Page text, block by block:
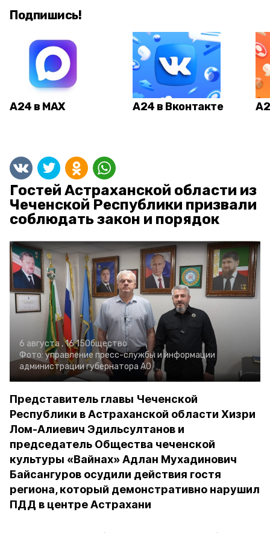
Подпишись!
А24 в MAX А24 в Вконтакте
Гостей Астраханской области из
Чеченской Республики призвали
соблюдать закон и порядок
6 августа , 16:15Общество
Фото: управление пресс-службы и информации
администрации губернатора АО
Представитель главы Чеченской
Республики в Астраханской области Хизри
Лом-Алиевич Эдильсултанов и
председатель Общества чеченской
культуры «Вайнах» Адлан Мухадинович
Байсангуров осудили действия гостя
региона, который демонстративно нарушил
ПДД в центре Астрахани